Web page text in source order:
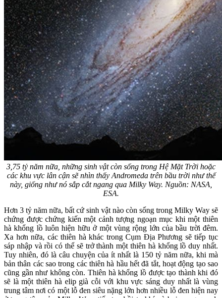
3,75 tỷ năm nữa, những sinh vật còn sống trong Hệ Mặt Trời hoặc
các khu vực lân cận sẽ nhìn thấy Andromeda trên bầu trời như thế
này, giống như nó sắp cắt ngang qua Milky Way. Nguồn: NASA,
ESA.
Hơn 3 tỷ năm nữa, bất cứ sinh vật nào còn sống trong Milky Way sẽ
chứng được chứng kiến một cảnh tượng ngoạn mục khi một thiên
hà khổng lồ luôn hiện hữu ở một vùng rộng lớn của bầu trời đêm.
Xa hơn nữa, các thiên hà khác trong Cụm Địa Phương sẽ tiếp tục
sáp nhập và rồi có thể sẽ trở thành một thiên hà khổng lồ duy nhất.
Tuy nhiên, đó là câu chuyện của ít nhất là 150 tỷ năm nữa, khi mà
bản thân các sao trong các thiên hà hầu hết đã tắt, hoạt động tạo sao
cũng gần như không còn. Thiên hà khổng lồ được tạo thành khi đó
sẽ là một thiên hà elip già cỗi với khu vực sáng duy nhất là vùng
trung tâm nơi có một lỗ đen siêu nặng lớn hơn nhiều lỗ đen hiện nay